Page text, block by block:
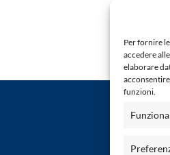
Per fornire
accedere
elaborare
funzioni.